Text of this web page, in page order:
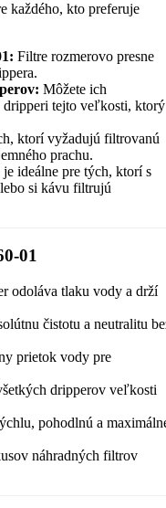
každého, kto preferuje
Filtre rozmerovo presne
Môžete ich
tejto veľkosti, ktorý
ktorí vyžadujú filtrovanú
prachu.
ideálne pre tých, ktorí s
si kávu filtrujú
01
odoláva tlaku vody a drží
čistotu a neutralitu
prietok vody pre
dripperov veľkosti
pohodlnú a
náhradných filtrov